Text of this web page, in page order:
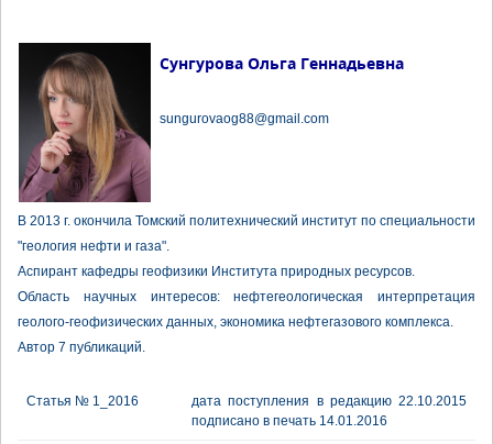
Сунгурова Ольга Геннадьевна
sungurovaog88@gmail.com
В 2013 г. окончила Томский политехнический институт по специальности
"геология нефти и газа".
Аспирант кафедры геофизики Института природных ресурсов.
Область научных интересов: нефтегеологическая интерпретация
геолого-геофизических данных, экономика нефтегазового комплекса.
Автор 7 публикаций.
Статья № 1_2016
дата поступления в редакцию 22.10.2015
подписано в печать 14.01.2016